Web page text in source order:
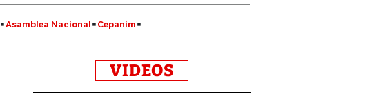
Asamblea Nacional Cepanim
VIDEOS